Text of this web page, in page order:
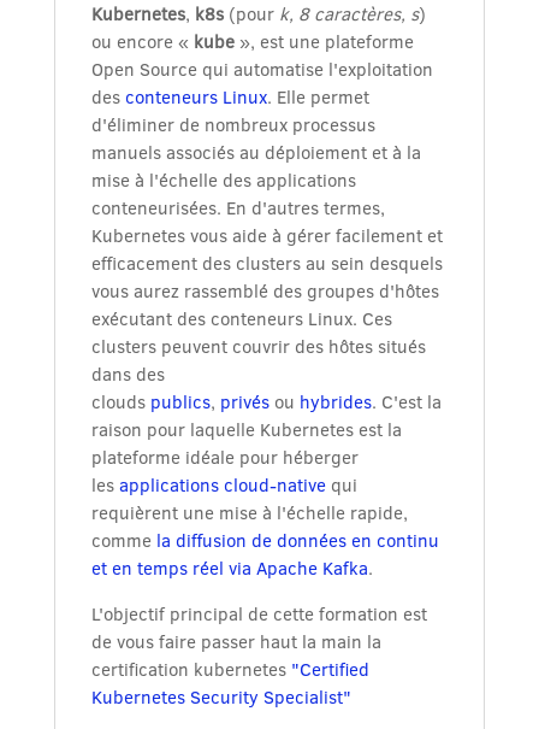
Kubernetes, k8s(pour k, 8 caractères, s)
ou encore « kube », est une plateforme
Open Source qui automatise l'exploitation
des conteneurs Linux. Elle permet
d'éliminer de nombreux processus
manuels associés au déploiement et à la
mise à l'échelle des applications
conteneurisées. En d'autres termes,
Kubernetes vous aide à gérer facilement et
efficacement des clusters au sein desquels
vous aurez rassemblé des groupes d'hôtes
exécutant des conteneurs Linux. Ces
clusters peuvent couvrir des hôtes situés
dans des
clouds publics, privésou hybrides. C'est la
raison pour laquelle Kubernetes est la
plateforme idéale pour héberger
lesapplications cloud-nativequi
requièrent une mise à l'échelle rapide,
comme la diffusion de données en continu
et en temps réel via Apache Kafka.
L'objectif principal de cette formation est
de vous faire passer haut la main la
certification kubernetes "Certified
Kubernetes Security Specialist"